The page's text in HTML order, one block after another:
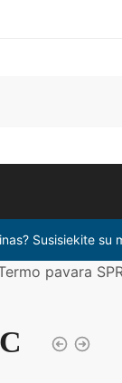
Susisiekite su
pavara